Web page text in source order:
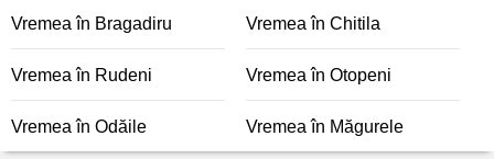
Vremea în Bragadiru Vremea în Chitila
Vremea în Rudeni Vremea în Otopeni
Vremea în Odăile Vremea în Măgurele